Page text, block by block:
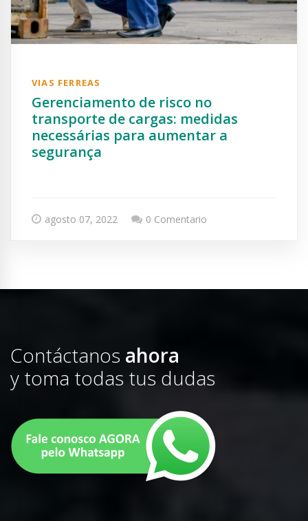
VIAS FERREAS
Gerenciamento de risco no
transporte de cargas: medidas
necessárias para aumentar a
segurança
agosto 07, 2022 0 Comentario
Contáctanos ahora
y toma todas tus dudas